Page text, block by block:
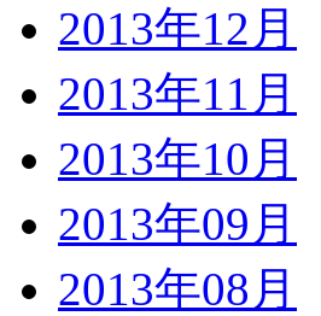
2013年12月
2013年11月
2013年10月
2013年09月
2013年08月